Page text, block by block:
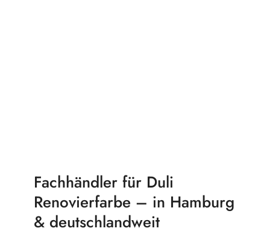
Fachhändler für Duli
Renovierfarbe – in Hamburg
& deutschlandweit